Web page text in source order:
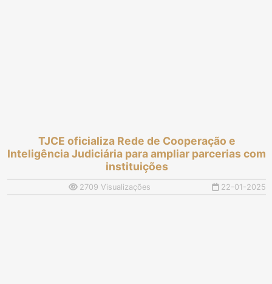
TJCE oficializa Rede de Cooperação e
Inteligência Judiciária para ampliar parcerias com
instituições
2709 Visualizações 22-01-2025